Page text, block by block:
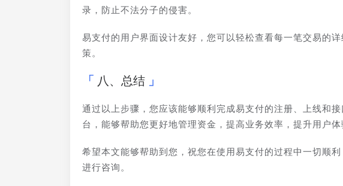
录，防止不法分子的侵害。
易支付的用户界面设计友好，您可以轻松查看每一笔交易的
策。
八、总结
通过以上步骤，您应该能够顺利完成易支付的注册、上线和
台，能够帮助您更好地管理资金，提高业务效率，提升用户体
希望本文能够帮助到您，祝您在使用易支付的过程中一切顺
进行咨询。